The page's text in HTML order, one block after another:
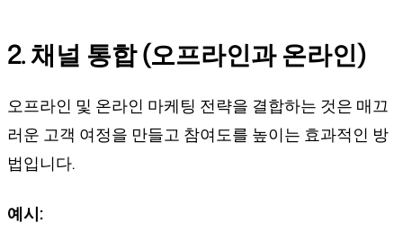
2. 채널 통합 (오프라인과 온라인)
오프라인 및 온라인 마케팅 전략을 결합하는 것은 매끄
러운 고객 여정을 만들고 참여도를 높이는 효과적인 방
법입니다.
예시: